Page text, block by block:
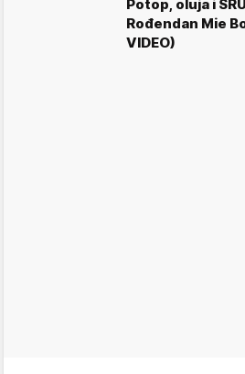
Potop, oluja i
Rođendan Mie
VIDEO)